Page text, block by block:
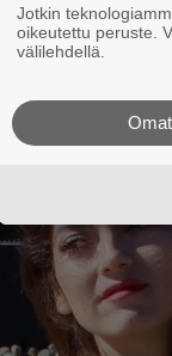
Hän on
Jotkin
oikeutettu peruste.
välilehdellä.